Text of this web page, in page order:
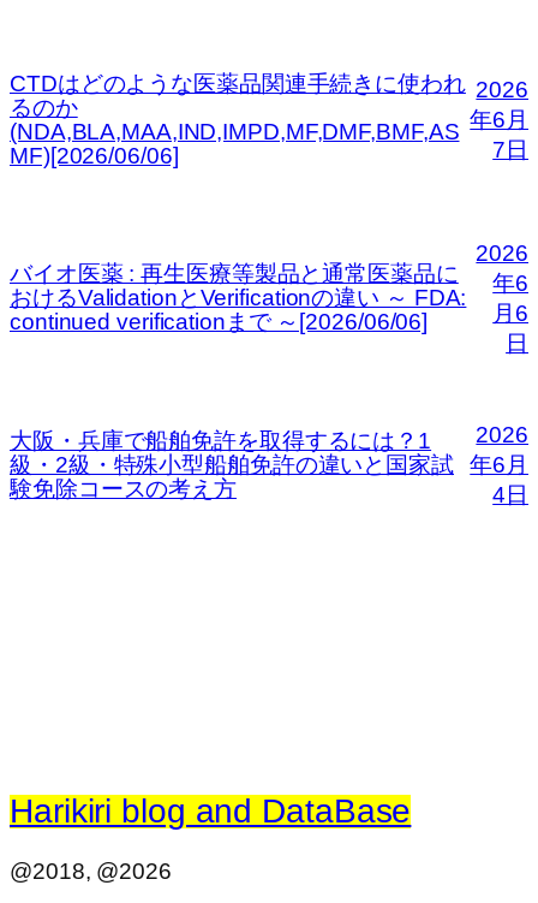
CTDはどのような医薬品関連手続きに使われ
るのか
(NDA,BLA,MAA,IND,IMPD,MF,DMF,BMF,AS
MF)[2026/06/06]
2026
年6月
7日
バイオ医薬 : 再生医療等製品と通常医薬品に
おけるValidationとVerificationの違い ～ FDA:
continued verificationまで ～[2026/06/06]
2026
年6
月6
日
大阪・兵庫で船舶免許を取得するには？1
級・2級・特殊小型船舶免許の違いと国家試
験免除コースの考え方
2026
年6月
4日
Harikiri blog and DataBase
@2018, @2026